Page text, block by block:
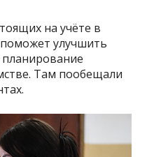
на учёте в
поможет улучшить
Там пообещали